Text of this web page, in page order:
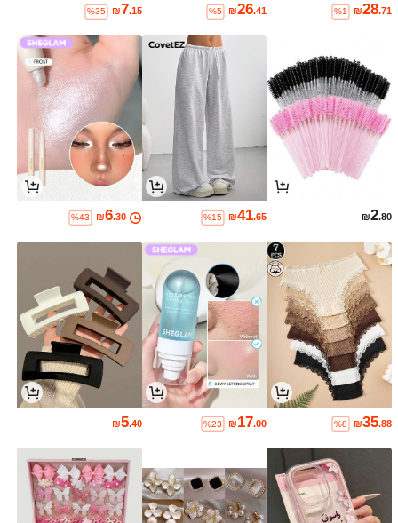
₪28.71
%1
₪26.41
%5
₪7.15
%35
₪2.80
₪41.65
%15
₪6.30
%43
₪35.88
%8
₪17.00
%23
₪5.40